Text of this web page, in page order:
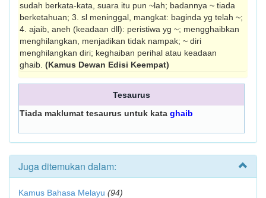
sudah berkata-kata, suara itu pun ~lah; badannya ~ tiada
berketahuan; 3. sl meninggal, mangkat: baginda yg telah ~;
4. ajaib, aneh (keadaan dll): peristiwa yg ~; mengghaibkan
menghilangkan, menjadikan tidak nampak; ~ diri
menghilangkan diri; keghaiban perihal atau keadaan
ghaib. (Kamus Dewan Edisi Keempat)
Tesaurus
Tiada maklumat tesaurus untuk kata ghaib
Juga ditemukan dalam:
Kamus Bahasa Melayu (94)